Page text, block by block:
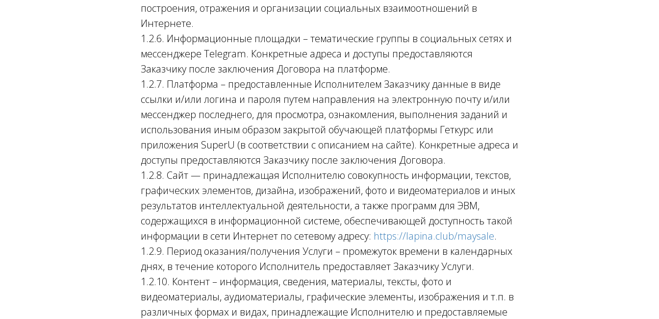
построения, отражения и организации социальных взаимоотношений в
Интернете.
1.2.6. Информационные площадки – тематические группы в социальных сетях и
мессенджере Telegram. Конкретные адреса и доступы предоставляются
Заказчику после заключения Договора на платформе.
1.2.7. Платформа – предоставленные Исполнителем Заказчику данные в виде
ссылки и/или логина и пароля путем направления на электронную почту и/или
мессенджер последнего, для просмотра, ознакомления, выполнения заданий и
использования иным образом закрытой обучающей платформы Геткурс или
приложения SuperU (в соответствии с описанием на сайте). Конкретные адреса и
доступы предоставляются Заказчику после заключения Договора.
1.2.8. Сайт — принадлежащая Исполнителю совокупность информации, текстов,
графических элементов, дизайна, изображений, фото и видеоматериалов и иных
результатов интеллектуальной деятельности, а также программ для ЭВМ,
содержащихся в информационной системе, обеспечивающей доступность такой
информации в сети Интернет по сетевому адресу: https://lapina.club/maysale.
1.2.9. Период оказания/получения Услуги – промежуток времени в календарных
днях, в течение которого Исполнитель предоставляет Заказчику Услуги.
1.2.10. Контент – информация, сведения, материалы, тексты, фото и
видеоматериалы, аудиоматериалы, графические элементы, изображения и т.п. в
различных формах и видах, принадлежащие Исполнителю и предоставляемые